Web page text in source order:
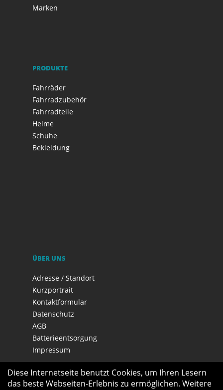
Marken
PRODUKTE
Fahrräder
Fahrradzubehör
Fahrradteile
Helme
Schuhe
Bekleidung
ÜBER UNS
Adresse / Standort
Kurzportrait
Kontaktformular
Datenschutz
AGB
Batterieentsorgung
Impressum
Diese Internetseite benutzt Cookies, um Ihren Lesern
das beste Webseiten-Erlebnis zu ermöglichen. Weitere